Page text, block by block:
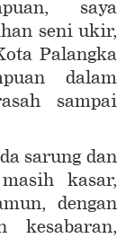
saya
seni ukir,
Palangka
dalam
sampai
sarung dan
kasar,
dengan
kesabaran,